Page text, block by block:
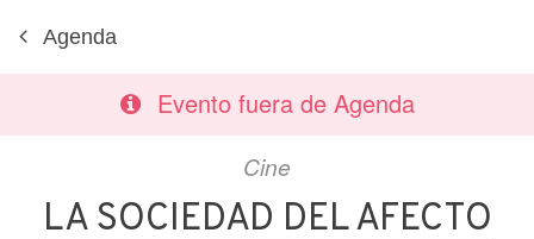
Agenda
Evento fuera de Agenda
Cine
LA SOCIEDAD DEL AFECTO